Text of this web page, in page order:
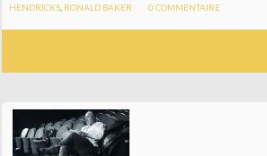
HENDRICKS RONALD BAKER 0 COMMENTAIRE